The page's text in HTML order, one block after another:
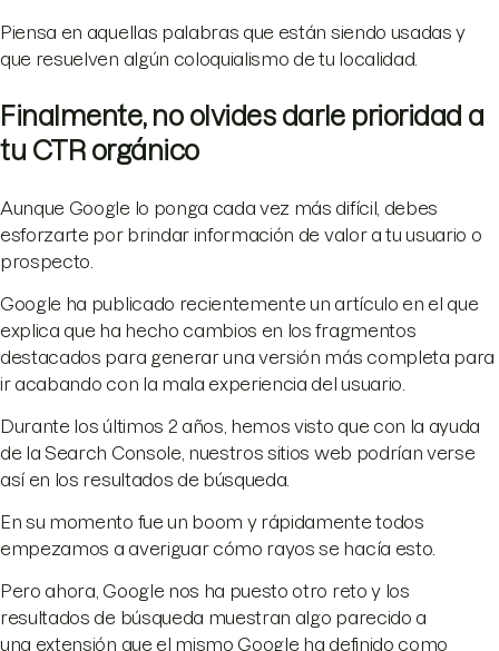
Piensa en aquellas palabras que están siendo usadas y
que resuelven algún coloquialismo de tu localidad.
Finalmente, no olvides darle prioridad a
tu CTR orgánico
Aunque Google lo ponga cada vez más difícil, debes
esforzarte por brindar información de valor a tu usuario o
prospecto.
Google ha publicado recientemente un artículo en el que
explica que ha hecho cambios en los fragmentos
destacados para generar una versión más completa para
ir acabando con la mala experiencia del usuario.
Durante los últimos 2 años, hemos visto que con la ayuda
de la Search Console, nuestros sitios web podrían verse
así en los resultados de búsqueda.
En su momento fue un boom y rápidamente todos
empezamos a averiguar cómo rayos se hacía esto.
Pero ahora, Google nos ha puesto otro reto y los
resultados de búsqueda muestran algo parecido a
una extensión que el mismo Google ha definido como